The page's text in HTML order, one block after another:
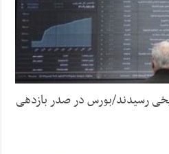
رسیدند/بورس در صدر بازدهی